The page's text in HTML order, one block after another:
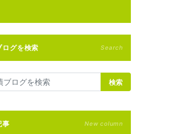
ログを検索 Search
検索
事 New column